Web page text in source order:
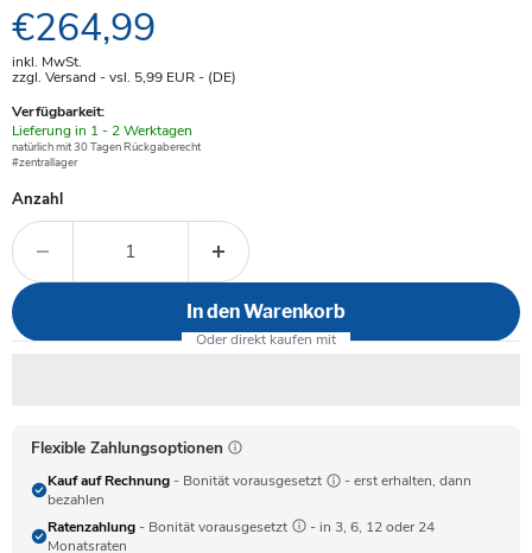
Aktueller Preis
€264,99
inkl. MwSt.
zzgl. Versand - vsl. 5,99 EUR- (DE)
Verfügbarkeit:
Verfügbar
-
Lieferung in 1 - 2 Werktagen
natürlich mit 30 Tagen Rückgaberecht
#zentrallager
Anzahl
In den Warenkorb
Flexible Zahlungsoptionen
Kauf auf Rechnung - Bonität vorausgesetzt
- erst erhalten, dann
bezahlen
Ratenzahlung - Bonität vorausgesetzt
- in 3, 6, 12 oder 24
Monatsraten